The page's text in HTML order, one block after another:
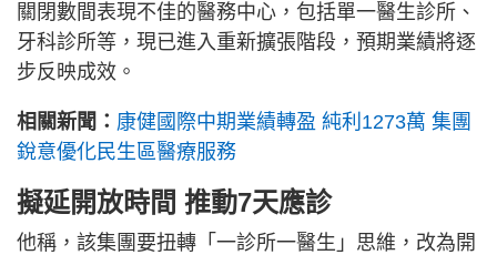
關閉數間表現不佳的醫務中心，包括單一醫生診所、
牙科診所等，現已進入重新擴張階段，預期業績將逐
步反映成效。
相關新聞： 康健國際中期業績轉盈 純利1273萬 集團
銳意優化民生區醫療服務
擬延開放時間 推動7天應診
他稱，該集團要扭轉「一診所一醫生」思維，改為開